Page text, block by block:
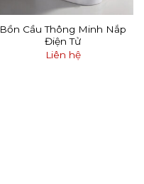
Bồn Cầu Thông Minh Nắp
Điện Tử
Liên hệ